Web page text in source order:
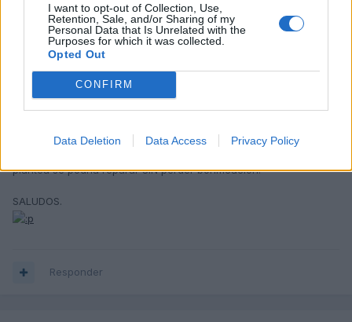
I want to opt-out of Collection, Use,
Retention, Sale, and/or Sharing of my
Personal Data that Is Unrelated with the
Purposes for which it was collected.
Opted Out
CONFIRM
Data Deletion Data Access Privacy Policy
CarlosA4
Publicado
coche (de la compañia AXA), no se pierde bonificación siempre y
plantea se podría reparar SIN perder bonificación.
SALUDOS.
Responder